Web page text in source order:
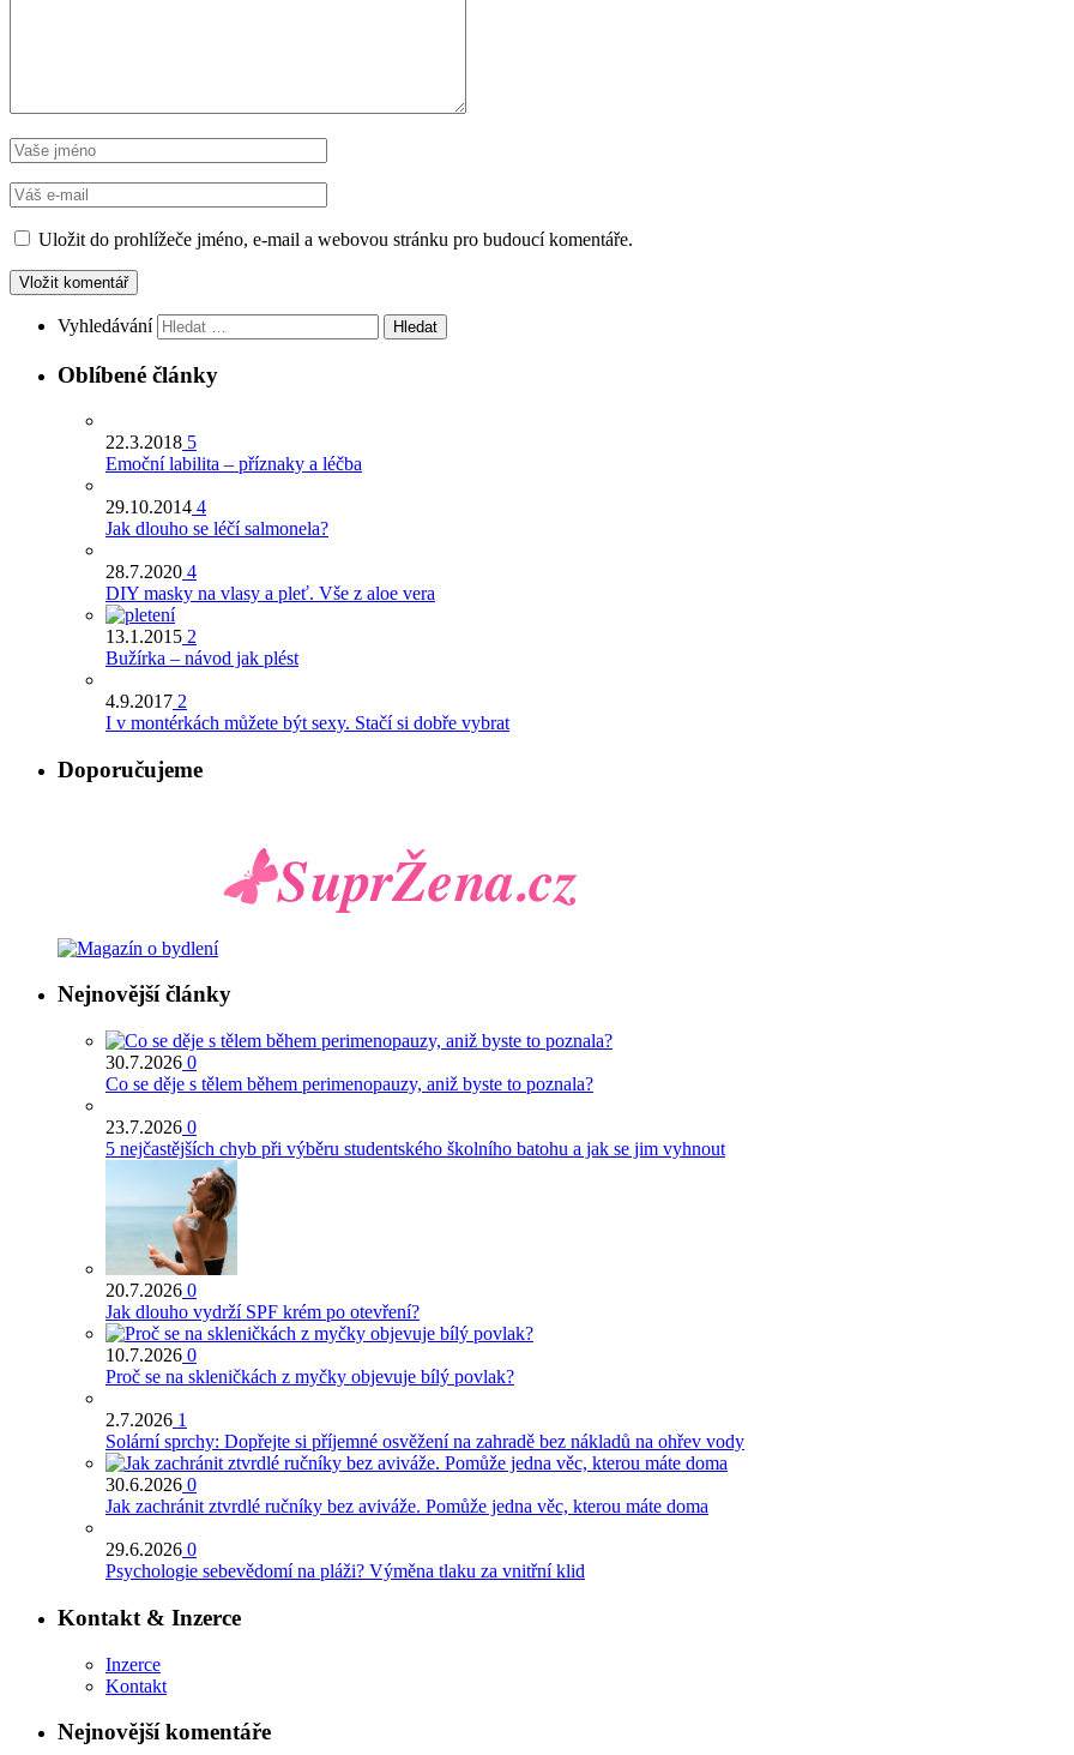
Uložit do prohlížeče jméno, e-mail a webovou stránku pro budoucí komentáře.
Vyhledávání
Oblíbené články
22.3.2018 5
Emoční labilita – příznaky a léčba
29.10.2014 4
Jak dlouho se léčí salmonela?
28.7.2020 4
DIY masky na vlasy a pleť. Vše z aloe vera
13.1.2015 2
Bužírka – návod jak plést
4.9.2017 2
I v montérkách můžete být sexy. Stačí si dobře vybrat
Doporučujeme
Nejnovější články
30.7.2026 0
Co se děje s tělem během perimenopauzy, aniž byste to poznala?
23.7.2026 0
5 nejčastějších chyb při výběru studentského školního batohu a jak se jim vyhnout
20.7.2026 0
Jak dlouho vydrží SPF krém po otevření?
10.7.2026 0
Proč se na skleničkách z myčky objevuje bílý povlak?
2.7.2026 1
Solární sprchy: Dopřejte si příjemné osvěžení na zahradě bez nákladů na ohřev vody
30.6.2026 0
Jak zachránit ztvrdlé ručníky bez aviváže. Pomůže jedna věc, kterou máte doma
29.6.2026 0
Psychologie sebevědomí na pláži? Výměna tlaku za vnitřní klid
Kontakt & Inzerce
Inzerce
Kontakt
Nejnovější komentáře